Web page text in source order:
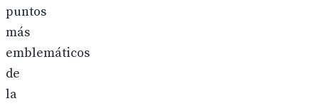
puntos
más
emblemáticos
de
la